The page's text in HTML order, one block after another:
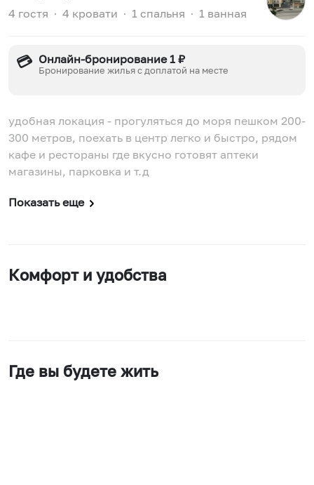
4 гостя ∙ 4 кровати ∙ 1 спальня ∙ 1 ванная
💳 Онлайн-бронирование 1 ₽
Бронирование жилья с доплатой на месте
удобная локация - прогуляться до моря пешком 200-
300 метров, поехать в центр легко и быстро, рядом
кафе и рестораны где вкусно готовят аптеки
магазины, парковка и т.д
Показать еще
Комфорт и удобства
Где вы будете жить